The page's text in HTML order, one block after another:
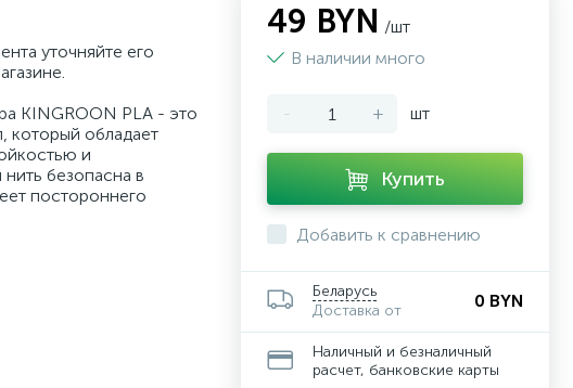
уточняйте его
KINGROON PLA - это
который обладает
и
безопасна в
постороннего
49 BYN /шт
В наличии много
- + шт
Купить
Добавить к сравнению
Беларусь
Доставка от
0 BYN
Наличный и безналичный
расчет, банковские карты